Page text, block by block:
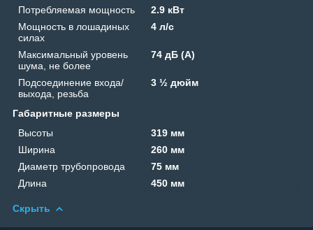
Потребляемая мощность
2.9 кВт
Мощность в лошадиных
силах
4 л/с
Максимальный уровень
шума, не более
74 дБ (А)
Подсоединение входа/
выхода, резьба
3 ½ дюйм
Габаритные размеры
Высоты
319 мм
Ширина
260 мм
Диаметр трубопровода
75 мм
Длина
450 мм
Скрыть